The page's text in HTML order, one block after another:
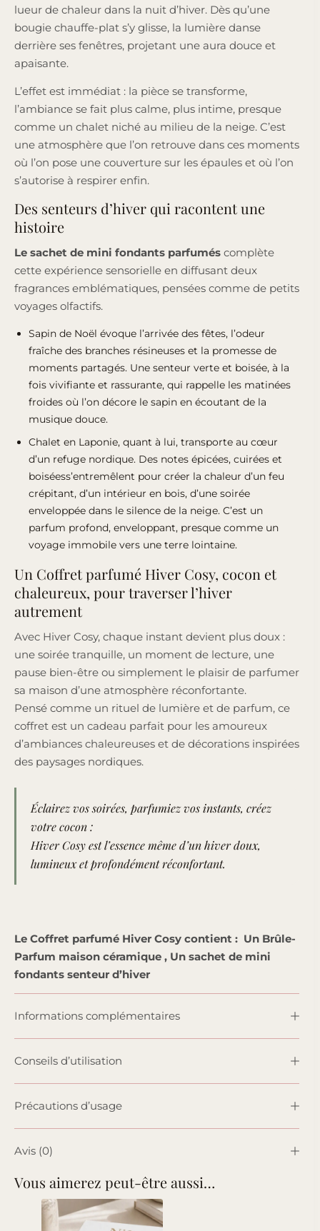
lueur de chaleur dans la nuit d’hiver. Dès qu’une
bougie chauffe-plat s’y glisse, la lumière danse
derrière ses fenêtres, projetant une aura douce et
apaisante.
L’effet est immédiat : la pièce se transforme,
l’ambiance se fait plus calme, plus intime, presque
comme un chalet niché au milieu de la neige. C’est
une atmosphère que l’on retrouve dans ces moments
où l’on pose une couverture sur les épaules et où l’on
s’autorise à respirer enfin.
Des senteurs d’hiver qui racontent une
histoire
Le sachet de mini fondants parfumés complète
cette expérience sensorielle en diffusant deux
fragrances emblématiques, pensées comme de petits
voyages olfactifs.
Sapin de Noël évoque l’arrivée des fêtes, l’odeur
fraîche des branches résineuses et la promesse de
moments partagés. Une senteur verte et boisée, à la
fois vivifiante et rassurante, qui rappelle les matinées
froides où l’on décore le sapin en écoutant de la
musique douce.
Chalet en Laponie, quant à lui, transporte au cœur
d’un refuge nordique. Des notes épicées, cuirées et
boiséess’entremêlent pour créer la chaleur d’un feu
crépitant, d’un intérieur en bois, d’une soirée
enveloppée dans le silence de la neige. C’est un
parfum profond, enveloppant, presque comme un
voyage immobile vers une terre lointaine.
Un Coffret parfumé Hiver Cosy, cocon et
chaleureux, pour traverser l’hiver
autrement
Avec Hiver Cosy, chaque instant devient plus doux :
une soirée tranquille, un moment de lecture, une
pause bien-être ou simplement le plaisir de parfumer
sa maison d’une atmosphère réconfortante.
Pensé comme un rituel de lumière et de parfum, ce
coffret est un cadeau parfait pour les amoureux
d’ambiances chaleureuses et de décorations inspirées
des paysages nordiques.
Éclairez vos soirées, parfumiez vos instants, créez
votre cocon :
Hiver Cosy est l’essence même d’un hiver doux,
lumineux et profondément réconfortant.
Le Coffret parfumé Hiver Cosy contient : Un Brûle-
Parfum maison céramique , Un sachet de mini
fondants senteur d’hiver
Informations complémentaires
Conseils d’utilisation
Précautions d’usage
Avis (0)
Vous aimerez peut-être aussi…